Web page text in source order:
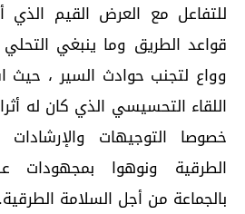
للتفاعل مع العرض القيم
قواعد الطريق وما ينبغي
وواع لتجنب حوادث السير ، حيث
اللقاء التحسيسي الذي كان له
خصوصا التوجيهات
الطرقية ونوهوا بمجهودات
بالجماعة من أجل السلامة الطرقية.